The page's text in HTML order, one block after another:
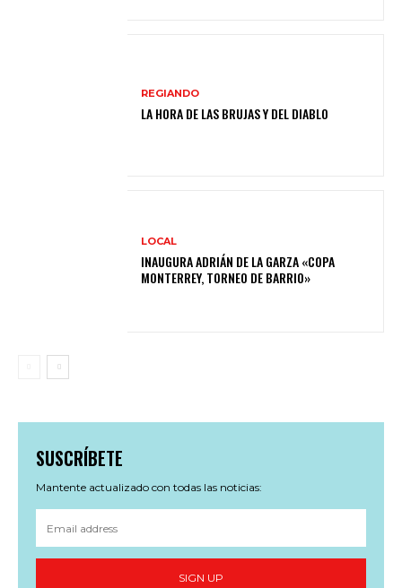
REGIANDO
LA HORA DE LAS BRUJAS Y DEL DIABLO
LOCAL
INAUGURA ADRIÁN DE LA GARZA «COPA
MONTERREY, TORNEO DE BARRIO»
SUSCRÍBETE
Mantente actualizado con todas las noticias:
SIGN UP